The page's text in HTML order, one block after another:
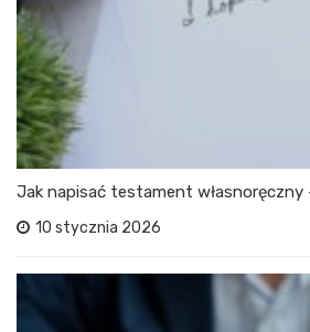
Jak napisać testament własnoręczny
10 stycznia 2026